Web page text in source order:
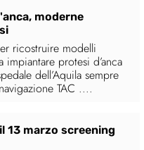
moderne
ricostruire modelli
protesi d’anca
dell’Aquila sempre
TAC ....
13 marzo screening